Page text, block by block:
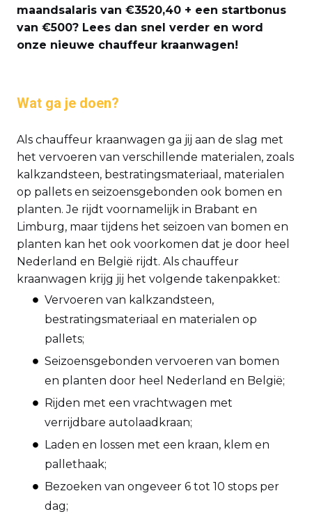
maandsalaris van €3520,40 + een startbonus
van €500? Lees dan snel verder en word
onze nieuwe chauffeur kraanwagen!
Wat ga je doen?
Als chauffeur kraanwagen ga jij aan de slag met
het vervoeren van verschillende materialen, zoals
kalkzandsteen, bestratingsmateriaal, materialen
op pallets en seizoensgebonden ook bomen en
planten. Je rijdt voornamelijk in Brabant en
Limburg, maar tijdens het seizoen van bomen en
planten kan het ook voorkomen dat je door heel
Nederland en België rijdt. Als chauffeur
kraanwagen krijg jij het volgende takenpakket:
Vervoeren van kalkzandsteen,
bestratingsmateriaal en materialen op
pallets;
Seizoensgebonden vervoeren van bomen
en planten door heel Nederland en België;
Rijden met een vrachtwagen met
verrijdbare autolaadkraan;
Laden en lossen met een kraan, klem en
pallethaak;
Bezoeken van ongeveer 6 tot 10 stops per
dag;